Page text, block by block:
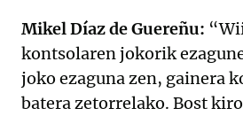
Mikel Díaz de Guereñu:
kontsolaren jokorik
joko ezaguna zen, gainera
batera zetorrelako. Bost